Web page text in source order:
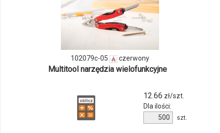
i
ilości
102079c-
102079c-05 czerwony
Multitool narzędzia wielofunkcyjne
12.66 zł/szt.
Dla ilości:
produktu
szt.